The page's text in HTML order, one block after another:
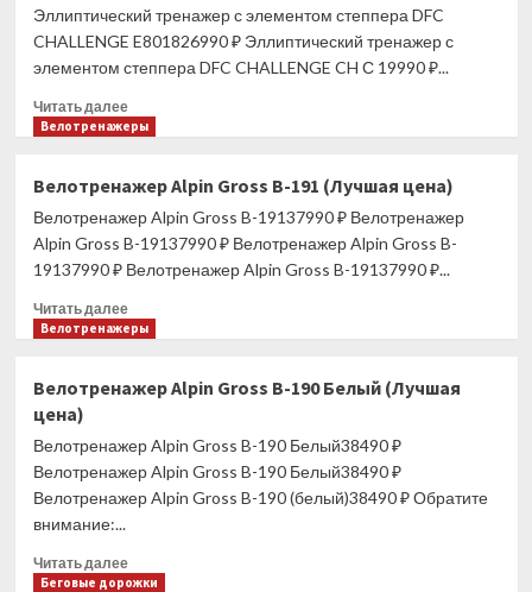
Andes
3
(Лучшая
цена)
Эллиптический тренажер с элементом степпера DFC
CHALLENGE E801826990 ₽ Эллиптический тренажер с
элементом степпера DFC CHALLENGE CH С 19990 ₽...
Читать далееПрочитать
больше
тренажер
с
элементом
степпера
CHALLENGE
E8018
Велотренажеры
Велотренажер Alpin Gross B-191 (Лучшая цена)
Велотренажер Alpin Gross B-19137990 ₽ Велотренажер
Alpin Gross B-19137990 ₽ Велотренажер Alpin Gross B-
19137990 ₽ Велотренажер Alpin Gross B-19137990 ₽...
Читать далееПрочитать
больше
Alpin
B-
(Лучшая
цена)
Велотренажеры
Велотренажер Alpin Gross B-190 Белый (Лучшая
цена)
Велотренажер Alpin Gross B-190 Белый38490 ₽
Велотренажер Alpin Gross B-190 Белый38490 ₽
Велотренажер Alpin Gross B-190 (белый)38490 ₽ Обратите
внимание:...
Читать далееПрочитать
больше
Беговые дорожки